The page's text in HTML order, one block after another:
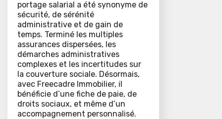
portage salarial a été synonyme de
sécurité, de sérénité
administrative et de gain de
temps. Terminé les multiples
assurances dispersées, les
démarches administratives
complexes et les incertitudes sur
la couverture sociale. Désormais,
avec Freecadre Immobilier, il
bénéficie d’une fiche de paie, de
droits sociaux, et même d’un
accompagnement personnalisé.